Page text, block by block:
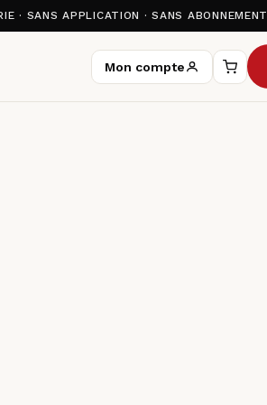
· SANS APPLICATION · SANS ABONNEMENT
Mon compte